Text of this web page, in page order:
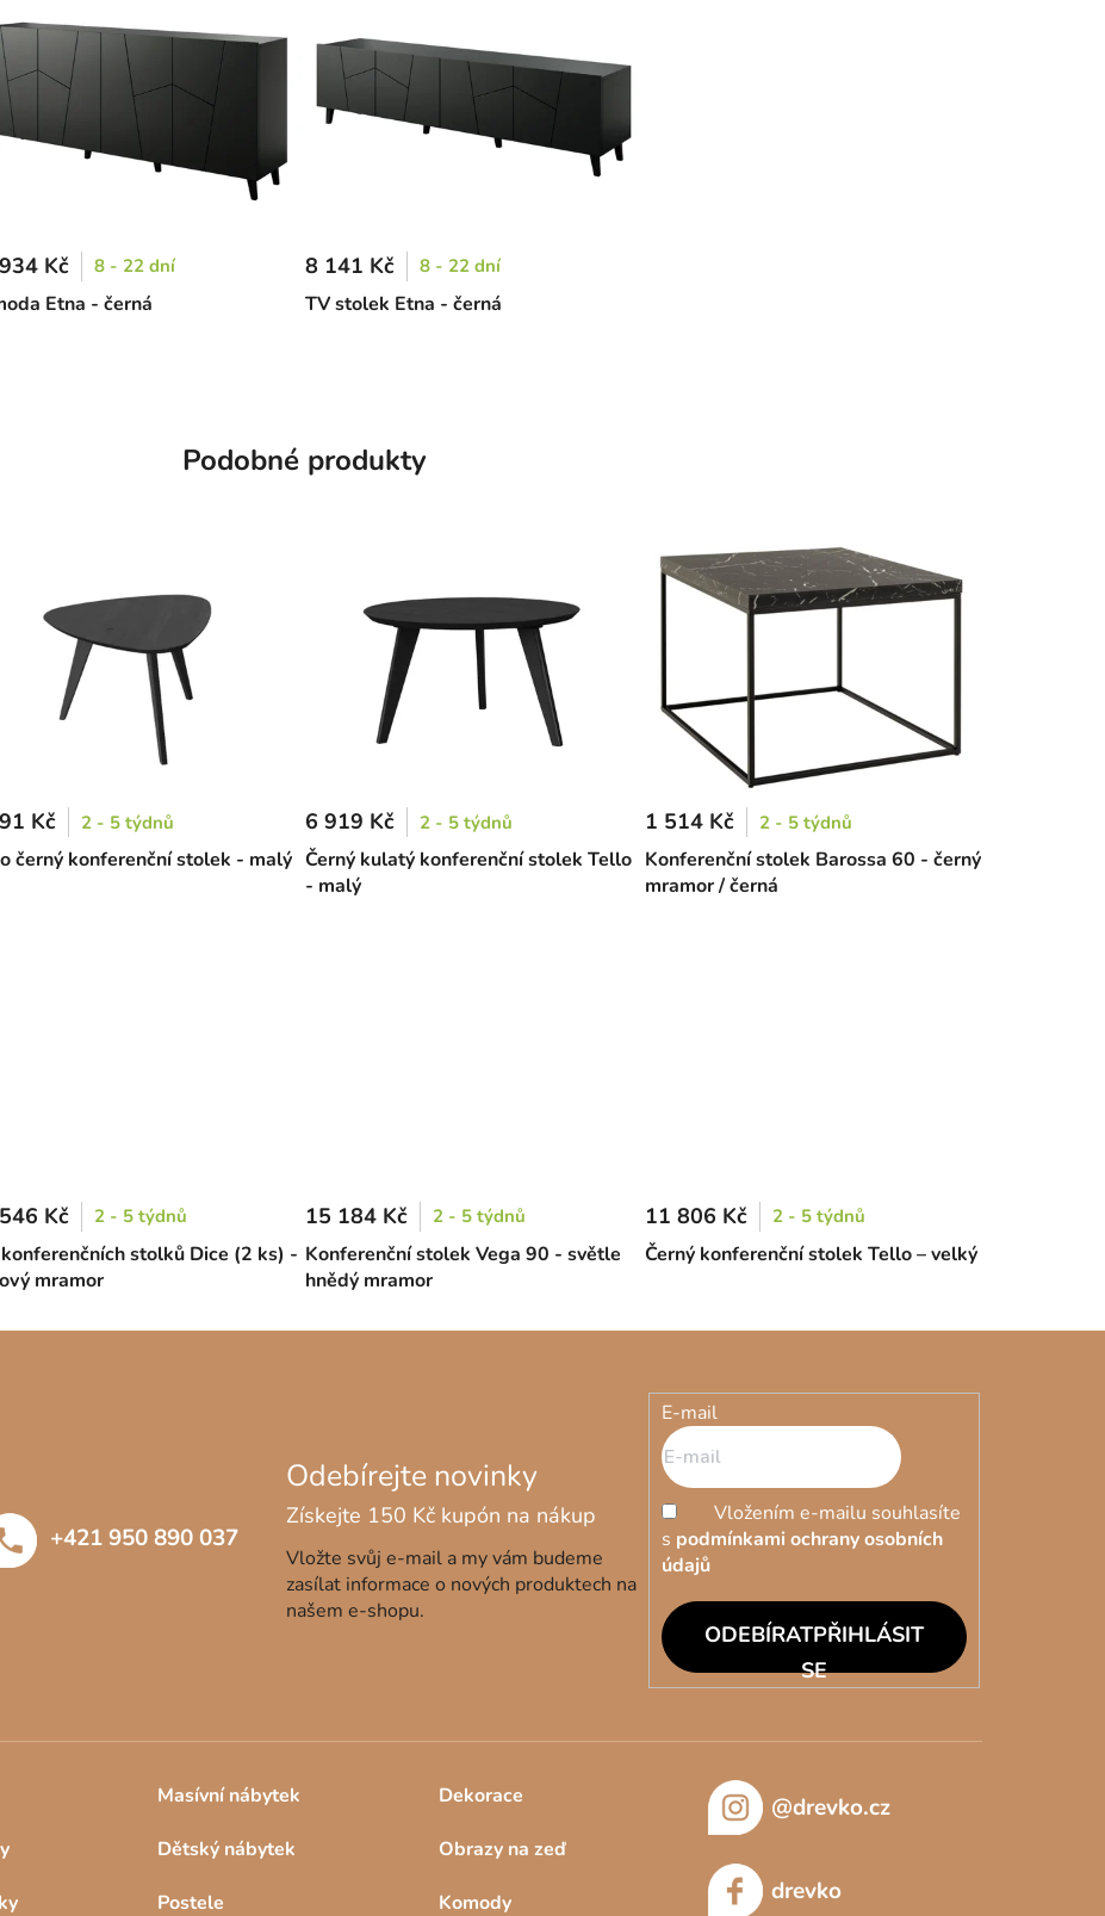
Etna - černá
Kč 8 - 22 dní
TV stolek Etna - černá
8 141 Kč 8 - 22 dní
Podobné produkty
černý konferenční stolek - malý
Kč 2 - 5 týdnů
Černý kulatý konferenční stolek Tello
- malý
6 919 Kč 2 - 5 týdnů
Konferenční stolek Barossa 60 - černý
mramor / černá
1 514 Kč 2 - 5 týdnů
stolků Dice (2 ks) -
mramor
Kč 2 - 5 týdnů
Konferenční stolek Vega 90 - světle
hnědý mramor
15 184 Kč 2 - 5 týdnů
Černý konferenční stolek Tello – velký
11 806 Kč 2 - 5 týdnů
+421 950 890 037
Vložte svůj e-mail a my vám budeme
zasílat informace o nových produktech na
našem e-shopu.
E-mail
Vložením e-mailu souhlasíte
s podmínkami ochrany osobních
údajů
PŘIHLÁSIT
SE
Masívní nábytek
Dětský nábytek
Postele
Dekorace
Obrazy na zeď
Komody
@drevko.cz
drevko